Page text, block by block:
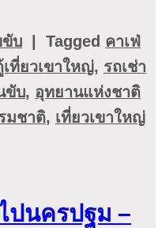
ขับ Tagged คาเฟ่
เที่ยวเขาใหญ่, รถเช่า
ขับ, อุทยานแห่งชาติ
มชาติ, เที่ยวเขาใหญ่
ปนครปฐม –